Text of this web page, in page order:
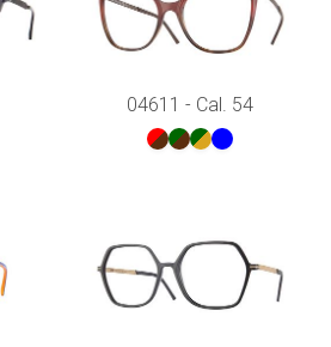
04611 - Cal. 54